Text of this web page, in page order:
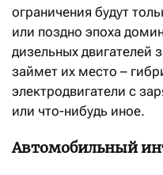
ограничения будут
или поздно эпоха
дизельных двигателей
займет их место –
электродвигатели с
или что-нибудь иное.
Автомобильный